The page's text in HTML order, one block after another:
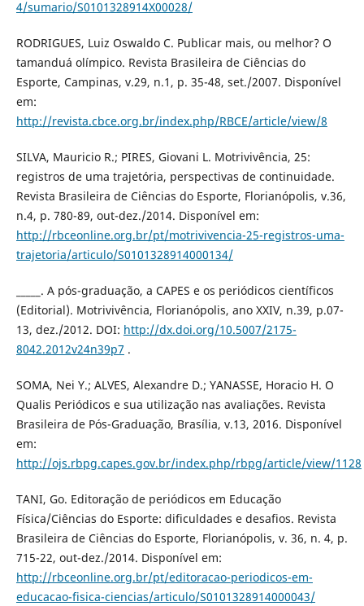
4/sumario/S0101328914X00028/
RODRIGUES, Luiz Oswaldo C. Publicar mais, ou melhor? O
tamanduá olímpico. Revista Brasileira de Ciências do
Esporte, Campinas, v.29, n.1, p. 35-48, set./2007. Disponível
em:
http://revista.cbce.org.br/index.php/RBCE/article/view/8
SILVA, Mauricio R.; PIRES, Giovani L. Motrivivência, 25:
registros de uma trajetória, perspectivas de continuidade.
Revista Brasileira de Ciências do Esporte, Florianópolis, v.36,
n.4, p. 780-89, out-dez./2014. Disponível em:
http://rbceonline.org.br/pt/motrivivencia-25-registros-uma-
trajetoria/articulo/S0101328914000134/
_____. A pós-graduação, a CAPES e os periódicos científicos
(Editorial). Motrivivência, Florianópolis, ano XXIV, n.39, p.07-
13, dez./2012. DOI: http://dx.doi.org/10.5007/2175-
8042.2012v24n39p7 .
SOMA, Nei Y.; ALVES, Alexandre D.; YANASSE, Horacio H. O
Qualis Periódicos e sua utilização nas avaliações. Revista
Brasileira de Pós-Graduação, Brasília, v.13, 2016. Disponível
em:
http://ojs.rbpg.capes.gov.br/index.php/rbpg/article/view/1128
TANI, Go. Editoração de periódicos em Educação
Física/Ciências do Esporte: dificuldades e desafios. Revista
Brasileira de Ciências do Esporte, Florianópolis, v. 36, n. 4, p.
715-22, out-dez./2014. Disponível em:
http://rbceonline.org.br/pt/editoracao-periodicos-em-
educacao-fisica-ciencias/articulo/S0101328914000043/